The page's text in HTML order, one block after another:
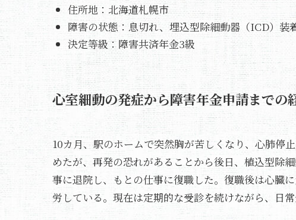
住所地：北海道札幌市
障害の状態：息切れ、埋込型除細動器（ICD）装
決定等級：障害共済年金3級
心室細動の発症から障害年金申請までの
10カ月、駅のホームで突然胸が苦しくなり、心肺停
めたが、再発の恐れがあることから後日、植込型除
事に退院し、もとの仕事に復職した。復職後は心臓
労している。現在は定期的な受診を続けながら、日常